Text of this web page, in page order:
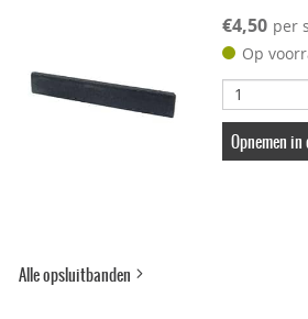
€4,50 per
Op
Opnemen
Alle opsluitbanden